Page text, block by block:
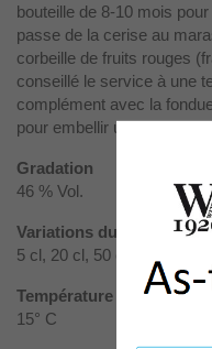
bouteille de 8-10 mois
passe de la cerise au
corbeille de fruits rouges
conseillé le service à une
complément avec la
pour embellir une glace.
Gradation
46 % Vol.
Variations du produit
5 cl, 20 cl, 50 cl, 70 cl, 100 cl
Température de service
15° C